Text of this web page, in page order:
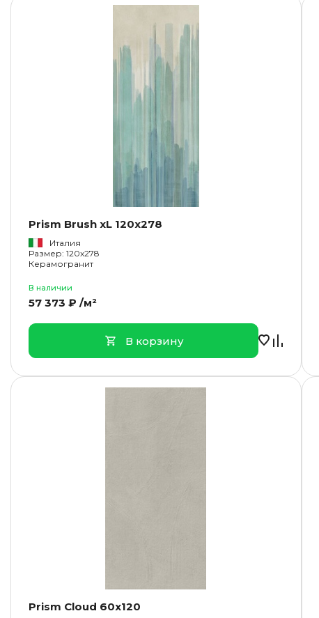
Prism Brush xL 120x278
Италия
Размер: 120x278
Керамогранит
В наличии
57 373 ₽ /м²
В корзину
Prism Cloud 60x120